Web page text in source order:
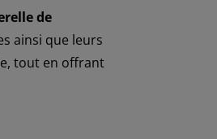
de
ainsi que leurs
tout en offrant